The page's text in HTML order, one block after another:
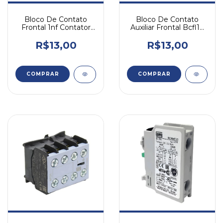
Bloco De Contato
Frontal 1nf Contator
R$13,00
Bloco De Contato
Auxiliar Frontal Bcfl10
Preto
R$13,00